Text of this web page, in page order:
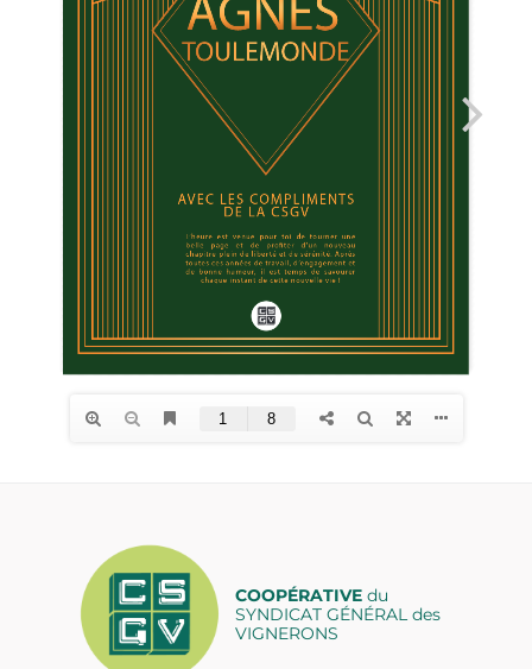
COOPÉRATIVEdu
SYNDICAT GÉNÉRAL des
VIGNERONS